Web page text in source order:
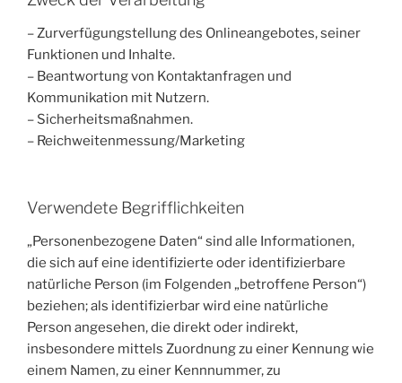
– Zurverfügungstellung des Onlineangebotes, seiner
Funktionen und Inhalte.
– Beantwortung von Kontaktanfragen und
Kommunikation mit Nutzern.
– Sicherheitsmaßnahmen.
– Reichweitenmessung/Marketing
Verwendete Begrifflichkeiten
„Personenbezogene Daten“ sind alle Informationen,
die sich auf eine identifizierte oder identifizierbare
natürliche Person (im Folgenden „betroffene Person“)
beziehen; als identifizierbar wird eine natürliche
Person angesehen, die direkt oder indirekt,
insbesondere mittels Zuordnung zu einer Kennung wie
einem Namen, zu einer Kennnummer, zu